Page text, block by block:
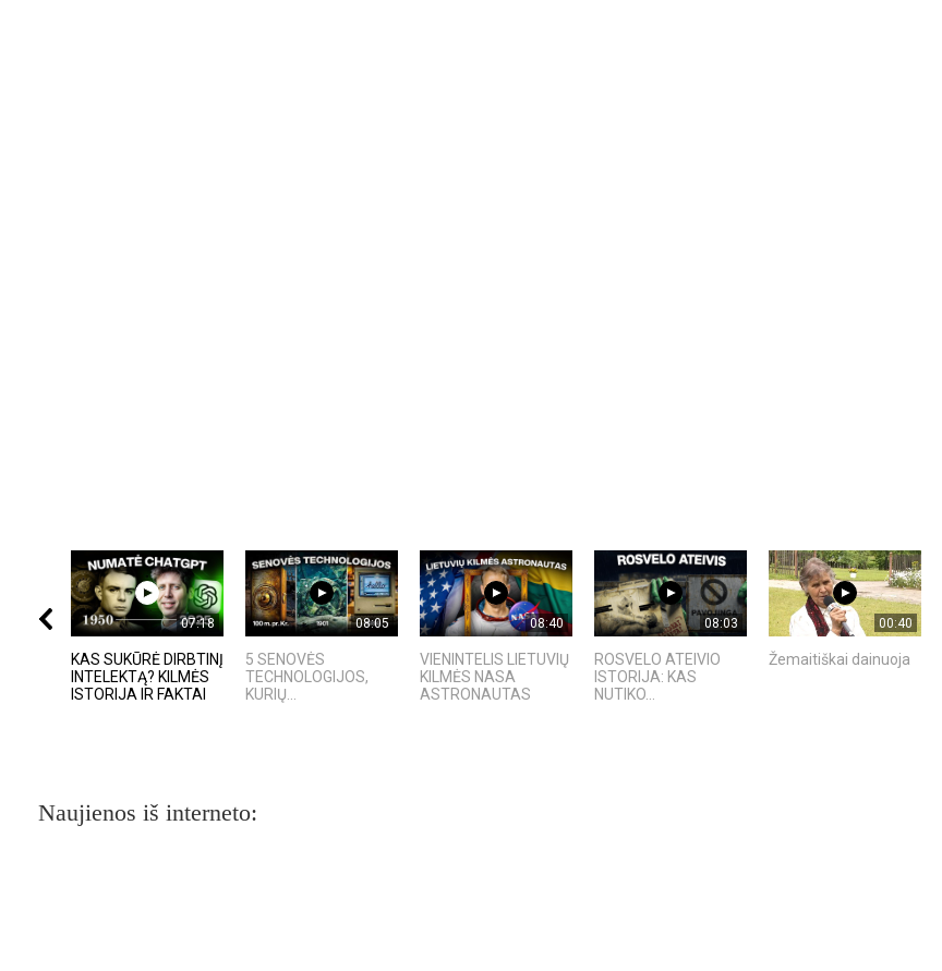
07:18
KAS SUKŪRĖ DIRBTINĮ
INTELEKTĄ? KILMĖS
ISTORIJA IR FAKTAI
08:05
5 SENOVĖS
TECHNOLOGIJOS,
KURIŲ...
08:40
VIENINTELIS LIETUVIŲ
KILMĖS NASA
ASTRONAUTAS
08:03
ROSVELO ATEIVIO
ISTORIJA: KAS
NUTIKO...
00:40
Žemaitiškai dainuoja
Naujienos iš interneto: